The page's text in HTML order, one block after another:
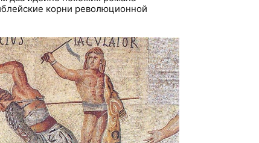
корни революционной